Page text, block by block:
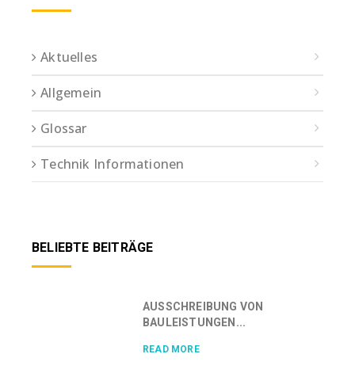
Aktuelles
Allgemein
Glossar
Technik Informationen
BELIEBTE BEITRÄGE
AUSSCHREIBUNG VON
BAULEISTUNGEN...
READ MORE